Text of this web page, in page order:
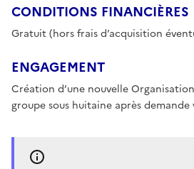
CONDITIONS FINANCIÈRES
Gratuit (hors frais d’acquisition
ENGAGEMENT
Création d’une nouvelle
groupe sous huitaine après